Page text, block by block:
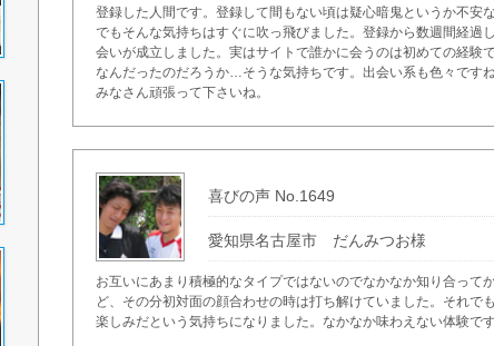
登録した人間です。登録して間もない頃は疑心暗鬼というか不安
でもそんな気持ちはすぐに吹っ飛びました。登録から数週間経過
会いが成立しました。実はサイトで誰かに会うのは初めての経験
なんだったのだろうか…そうな気持ちです。出会い系も色々です
みなさん頑張って下さいね。
喜びの声 No.1649
愛知県名古屋市 だんみつお様
お互いにあまり積極的なタイプではないのでなかなか知り合って
ど、その分初対面の顔合わせの時は打ち解けていました。それで
楽しみだという気持ちになりました。なかなか味わえない体験で